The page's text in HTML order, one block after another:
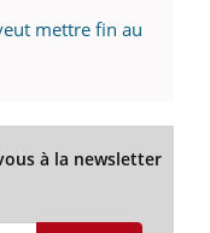
mettre fin au
à la newsletter